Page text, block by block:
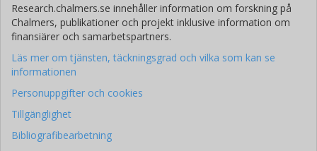
Research.chalmers.se innehåller information om forskning på
Chalmers, publikationer och projekt inklusive information om
finansiärer och samarbetspartners.
Läs mer om tjänsten, täckningsgrad och vilka som kan se
informationen
Personuppgifter och cookies
Tillgänglighet
Bibliografibearbetning